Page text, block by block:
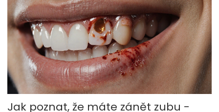
Jak poznat, že máte zánět zubu -